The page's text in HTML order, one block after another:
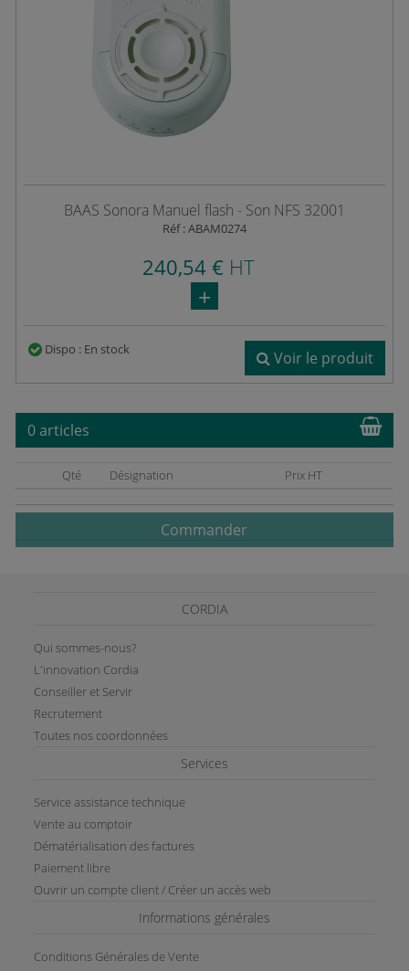
BAAS Sonora Manuel flash - Son NFS 32001
Réf : ABAM0274
240,54 € HT
Dispo : En stock Voir le produit
0 articles
Qté Désignation Prix HT
Commander
CORDIA
Qui sommes-nous?
L'innovation Cordia
Conseiller et Servir
Recrutement
Toutes nos coordonnées
Services
Service assistance technique
Vente au comptoir
Dématérialisation des factures
Paiement libre
Ouvrir un compte client / Créer un accès web
Informations générales
Conditions Générales de Vente